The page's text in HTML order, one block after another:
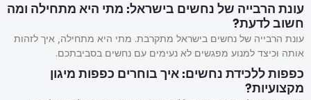
עונת הרבייה של נחשים בישראל: מתי היא מתחילה ומה
חשוב לדעת?
עונת הרבייה של נחשים בישראל מתקרבת. מתי היא מתחילה, איך לזהות
אותה וכיצד למנוע מפגשים לא נעימים עם נחשים בסביבתכם.
כפפות ללכידת נחשים: איך בוחרים כפפות מיגון
מקצועיות?